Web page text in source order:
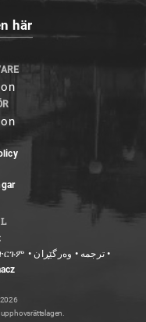
här
upphovsrättslagen.